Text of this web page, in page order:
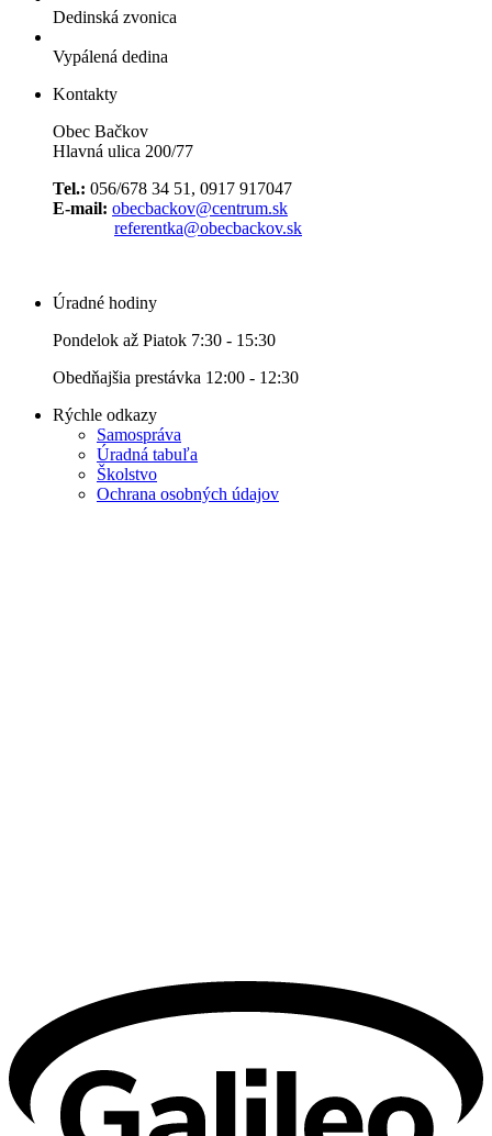
Dedinská zvonica
Vypálená dedina
Kontakty
Obec Bačkov
Hlavná ulica 200/77
Tel.: 056/678 34 51, 0917 917047
E-mail: obecbackov@centrum.sk
referentka@obecbackov.sk
Úradné hodiny
Pondelok až Piatok 7:30 - 15:30
Obedňajšia prestávka 12:00 - 12:30
Rýchle odkazy
Samospráva
Úradná tabuľa
Školstvo
Ochrana osobných údajov